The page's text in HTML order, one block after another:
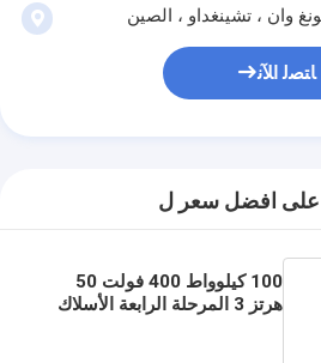
ﺎﺘﺼﻟ ﺍﻶﻧ
افضل سعر ل
100 كيلوواط 400 فولت 50
هرتز 3 المرحلة الرابعة الأسلاك